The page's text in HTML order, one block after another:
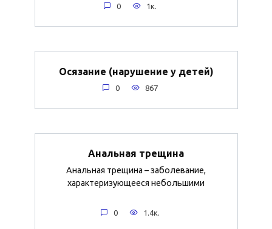
0 1к.
Осязание (нарушение у детей)
0 867
Анальная трещина
Анальная трещина – заболевание,
характеризующееся небольшими
0 1.4к.